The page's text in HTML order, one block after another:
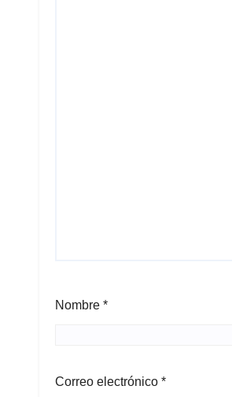
Nombre *
Correo electrónico *